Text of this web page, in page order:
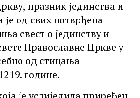
празник јединства и
је од свих потврђена
свест о јединству и
Православне Цркве у
од стицања
године.
је услиједила приређен